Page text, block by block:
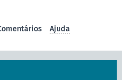
Ajuda